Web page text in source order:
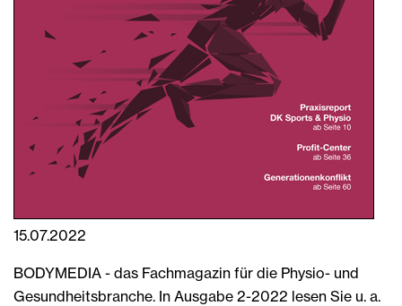
15.07.2022
BODYMEDIA - das Fachmagazin für die Physio- und
Gesundheitsbranche. In Ausgabe 2-2022 lesen Sie u. a.